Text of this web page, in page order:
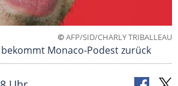
©AFP/SID/CHARLY TRIBALLEAU
bekommt Monaco-Podest zurück